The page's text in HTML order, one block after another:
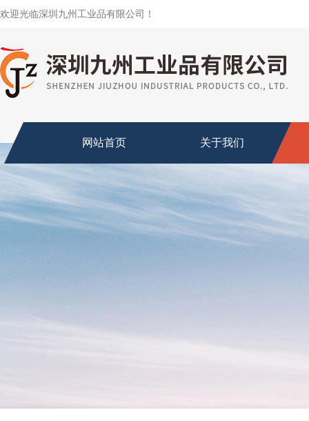
欢迎光临深圳九州工业品有限公司！
网站首页 关于我们